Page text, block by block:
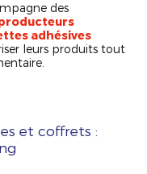
des
adhésives
leurs produits tout
et coffrets :